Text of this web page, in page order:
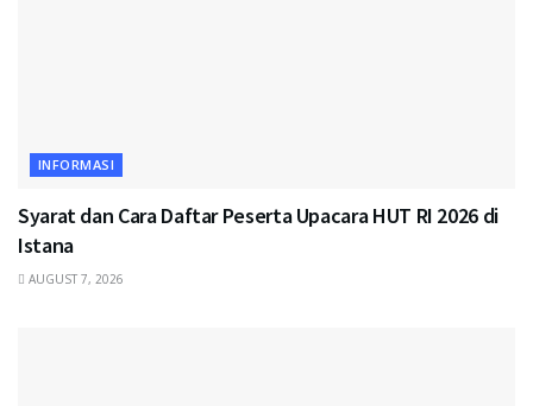
INFORMASI
Syarat dan Cara Daftar Peserta Upacara HUT RI 2026 di
Istana
AUGUST 7, 2026